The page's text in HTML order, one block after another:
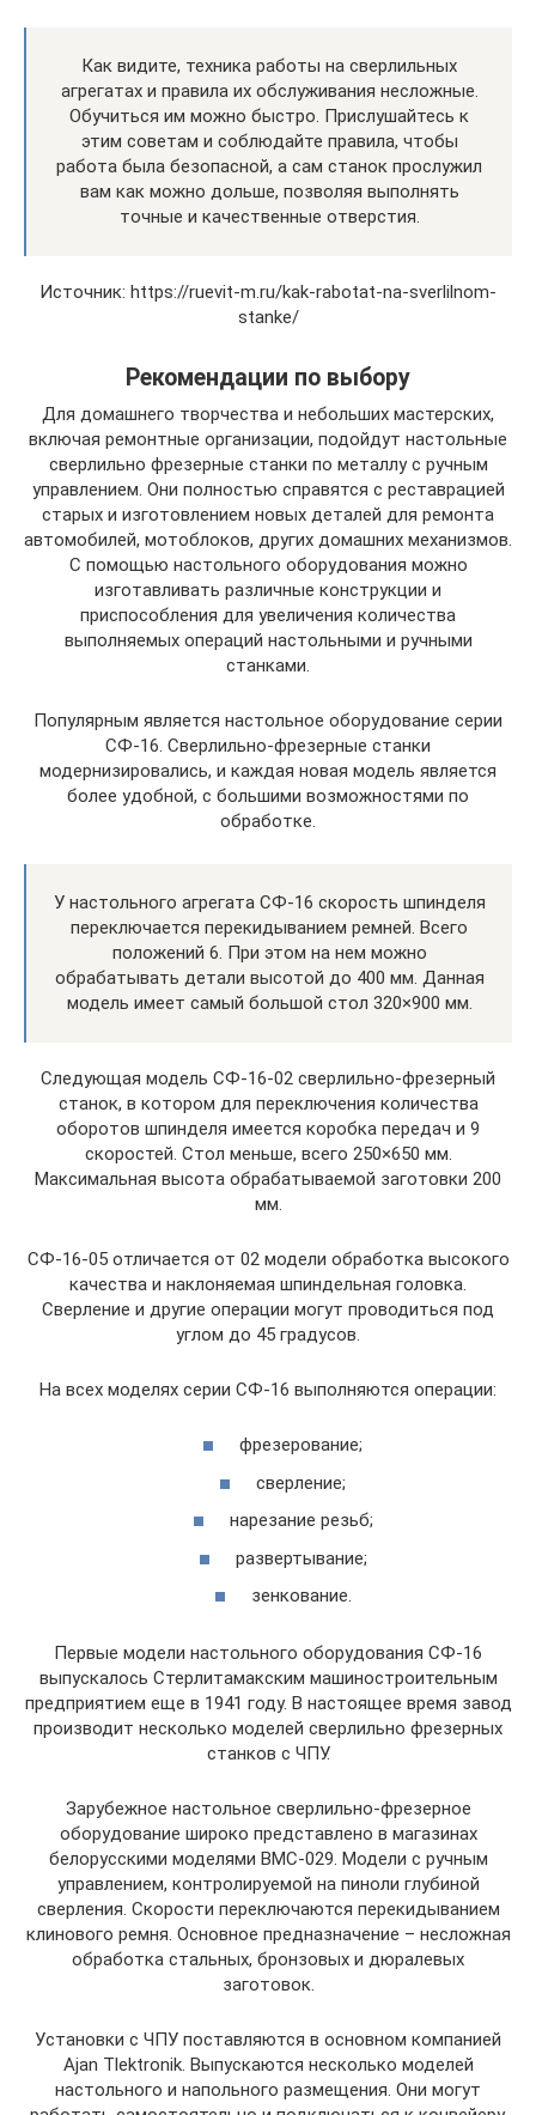
Как видите, техника работы на сверлильных
агрегатах и правила их обслуживания несложные.
Обучиться им можно быстро. Прислушайтесь к
этим советам и соблюдайте правила, чтобы
работа была безопасной, а сам станок прослужил
вам как можно дольше, позволяя выполнять
точные и качественные отверстия.
Источник: https://ruevit-m.ru/kak-rabotat-na-sverlilnom-
stanke/
Рекомендации по выбору
Для домашнего творчества и небольших мастерских,
включая ремонтные организации, подойдут настольные
сверлильно фрезерные станки по металлу с ручным
управлением. Они полностью справятся с реставрацией
старых и изготовлением новых деталей для ремонта
автомобилей, мотоблоков, других домашних механизмов.
С помощью настольного оборудования можно
изготавливать различные конструкции и
приспособления для увеличения количества
выполняемых операций настольными и ручными
станками.
Популярным является настольное оборудование серии
СФ-16. Сверлильно-фрезерные станки
модернизировались, и каждая новая модель является
более удобной, с большими возможностями по
обработке.
У настольного агрегата СФ-16 скорость шпинделя
переключается перекидыванием ремней. Всего
положений 6. При этом на нем можно
обрабатывать детали высотой до 400 мм. Данная
модель имеет самый большой стол 320×900 мм.
Следующая модель СФ-16-02 сверлильно-фрезерный
станок, в котором для переключения количества
оборотов шпинделя имеется коробка передач и 9
скоростей. Стол меньше, всего 250×650 мм.
Максимальная высота обрабатываемой заготовки 200
мм.
СФ-16-05 отличается от 02 модели обработка высокого
качества и наклоняемая шпиндельная головка.
Сверление и другие операции могут проводиться под
углом до 45 градусов.
На всех моделях серии СФ-16 выполняются операции:
фрезерование;
сверление;
нарезание резьб;
развертывание;
зенкование.
Первые модели настольного оборудования СФ-16
выпускалось Стерлитамакским машиностроительным
предприятием еще в 1941 году. В настоящее время завод
производит несколько моделей сверлильно фрезерных
станков с ЧПУ.
Зарубежное настольное сверлильно-фрезерное
оборудование широко представлено в магазинах
белорусскими моделями ВМС-029. Модели с ручным
управлением, контролируемой на пиноли глубиной
сверления. Скорости переключаются перекидыванием
клинового ремня. Основное предназначение – несложная
обработка стальных, бронзовых и дюралевых
заготовок.
Установки с ЧПУ поставляются в основном компанией
Ajan Tlektronik. Выпускаются несколько моделей
настольного и напольного размещения. Они могут